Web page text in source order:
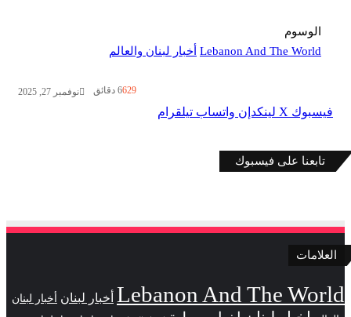
الوسوم
Lebanon And The World أخبار لبنان والعالم
نوفمبر 27, 2025 6296 دقائق
فيسبوك ‫X لينكدإن واتساب تيلقرام
تابعنا على فيسبوك
العلامات
Lebanon And The World أخبار لبنان أخبار لبنان